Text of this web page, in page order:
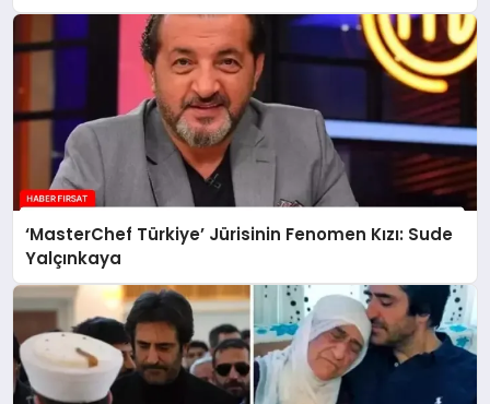
‘MasterChef Türkiye’ Jürisinin Fenomen Kızı: Sude
Yalçınkaya